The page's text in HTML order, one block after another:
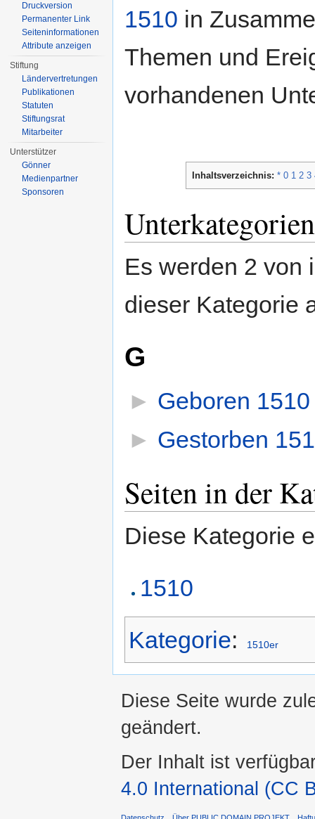
1510 in
Themen und
vorhandenen
Inhaltsverzeichnis: * 0 1 2 3
Unterkategorien
Es werden 2 von
dieser Kategorie
G
► Geboren 1510
► Gestorben
Seiten in der
Diese Kategorie
1510
Kategorie: 1510er
Druckversion
Permanenter Link
Seiten­informationen
Attribute anzeigen
Stiftung
Ländervertretungen
Publikationen
Statuten
Stiftungsrat
Mitarbeiter
Unterstützer
Gönner
Medienpartner
Sponsoren
Diese Seite wurde
geändert.
Der Inhalt ist
4.0 International (CC